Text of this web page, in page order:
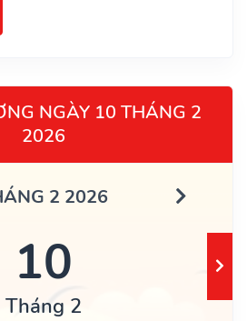
NGÀY 10 THÁNG 2
2026
2 2026
10
Tháng 2